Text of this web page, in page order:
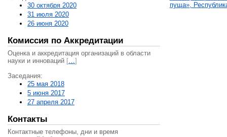
30 октября 2020
31 июля 2020
26 июня 2020
Комиссия по Аккредитации
Оценка и аккредитация организаций в области
науки и инноваций […]
Заседания:
25 мая 2018
5 июня 2017
27 апреля 2017
Контакты
Контактные телефоны, дни и время
пуща»,